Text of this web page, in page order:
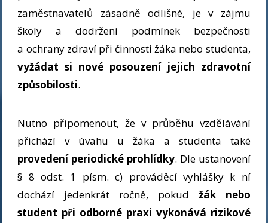
zaměstnavatelů zásadně odlišné, je v zájmu
školy a dodržení podmínek bezpečnosti
a ochrany zdraví při činnosti žáka nebo studenta,
vyžádat si nové posouzení jejich zdravotní
způsobilosti.
Nutno připomenout, že v průběhu vzdělávání
přichází v úvahu u žáka a studenta také
provedení periodické prohlídky. Dle ustanovení
§ 8 odst. 1 písm. c) prováděcí vyhlášky k ní
dochází jedenkrát ročně, pokud žák nebo
student při odborné praxi vykonává rizikové